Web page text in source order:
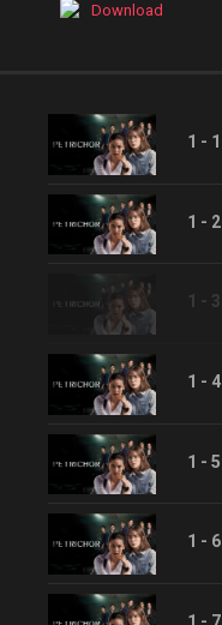
Download
1 - 1
1 - 2
1 - 3
1 - 4
1 - 5
1 - 6
1 - 7